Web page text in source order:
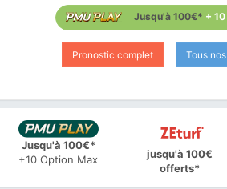
Jusqu'à 100€* +
Pronostic complet Tous
Jusqu'à 100€*
+10 Option Max
jusqu'à 100€
offerts*